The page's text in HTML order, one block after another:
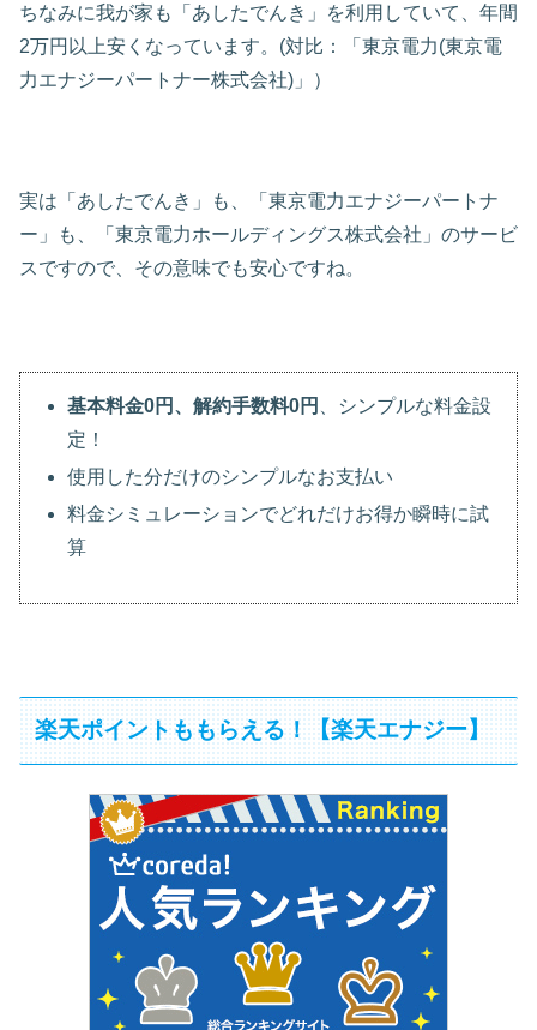
ちなみに我が家も「あしたでんき」を利用していて、年間
2万円以上安くなっています。(対比：「東京電力(東京電
力エナジーパートナー株式会社)」）
実は「あしたでんき」も、「東京電力エナジーパートナ
ー」も、「東京電力ホールディングス株式会社」のサービ
スですので、その意味でも安心ですね。
基本料金0円、解約手数料0円
、シンプルな料金設
定！
使用した分だけのシンプルなお支払い
料金シミュレーションでどれだけお得か瞬時に試
算
楽天ポイントももらえる！【楽天エナジー】